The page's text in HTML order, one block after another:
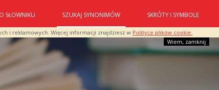
i reklamowych. Więcej informacji znajdziesz w Polityce plików cookie.
Wiem, zamknij
O SŁOWNIKU SZUKAJ SYNONIMÓW SKRÓTY I SYMBOLE